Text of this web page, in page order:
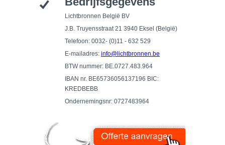
Lichtbronnen België BV
J.B. Truyensstraat 21 3940 Eksel (België)
Telefoon: 0032- (0)11 - 632 529
E-mailadres: info@lichtbronnen.be
BTW nummer: BE.0727.483.964
IBAN nr. BE65736056137196 BIC:
KREDBEBB
Ondernemingsnr: 0727483964